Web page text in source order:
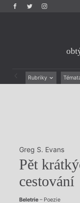
Rubriky
Výroční ceny
Greg S. Evans
Pět
cestování
Beletrie– Poezie